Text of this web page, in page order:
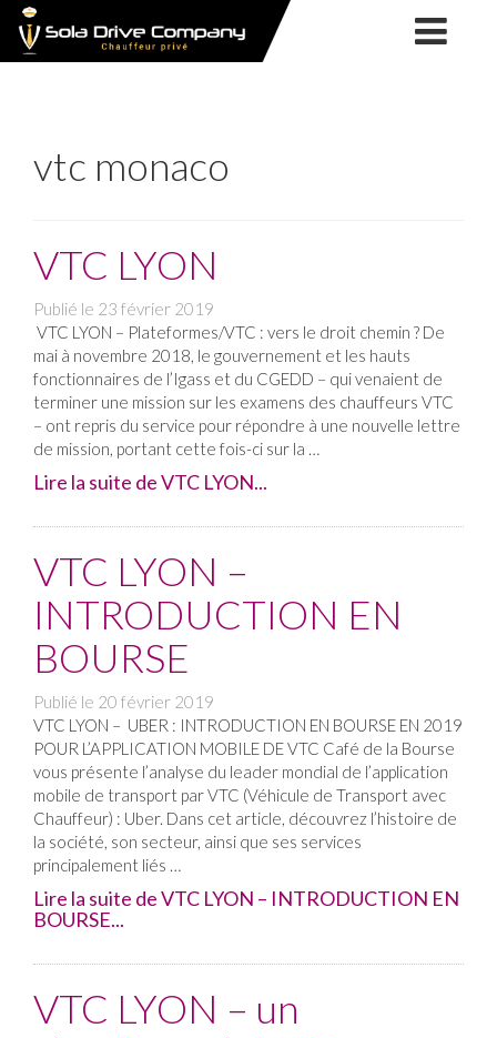
SOLA
DRIVE
SERVICES
NOS
SERVICES
CHAUFFEUR
LYON
ACTUALITÉS
CONTACT
RÉSERVATION
vtc monaco
VTC LYON
Publié le 23 février 2019
VTC LYON – Plateformes/VTC : vers le droit chemin ? De
mai à novembre 2018, le gouvernement et les hauts
fonctionnaires de l’Igass et du CGEDD – qui venaient de
terminer une mission sur les examens des chauffeurs VTC
– ont repris du service pour répondre à une nouvelle lettre
de mission, portant cette fois-ci sur la …
Lire la suite de VTC LYON...
VTC LYON –
INTRODUCTION EN
BOURSE
Publié le 20 février 2019
VTC LYON – UBER : INTRODUCTION EN BOURSE EN 2019
POUR L’APPLICATION MOBILE DE VTC Café de la Bourse
vous présente l’analyse du leader mondial de l’application
mobile de transport par VTC (Véhicule de Transport avec
Chauffeur) : Uber. Dans cet article, découvrez l’histoire de
la société, son secteur, ainsi que ses services
principalement liés …
Lire la suite de VTC LYON – INTRODUCTION EN
BOURSE...
VTC LYON – un